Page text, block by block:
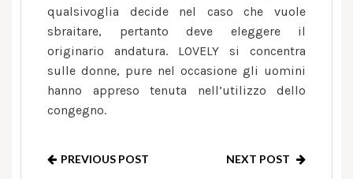
qualsivoglia decide nel caso che vuole
sbraitare, pertanto deve eleggere il
originario andatura. LOVELY si concentra
sulle donne, pure nel occasione gli uomini
hanno appreso tenuta nell’utilizzo dello
congegno.
PREVIOUS POST NEXT POST